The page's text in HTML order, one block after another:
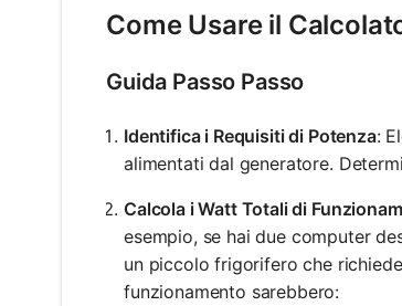
Come Usare il
Guida Passo Passo
Identifica i Requisiti di Potenza:
alimentati dal generatore.
Calcola i Watt Totali di
esempio, se hai due computer
un piccolo frigorifero che
funzionamento sarebbero: